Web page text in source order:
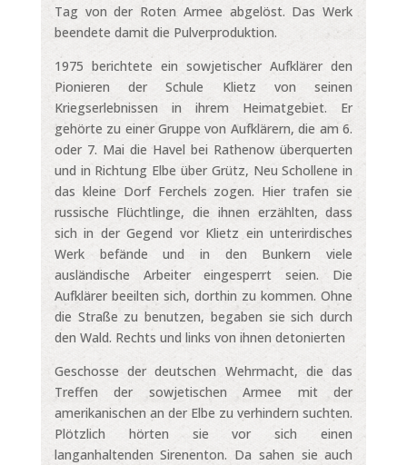
Tag von der Roten Armee abgelöst. Das Werk
beendete damit die Pulverproduktion.
1975 berichtete ein sowjetischer Aufklärer den
Pionieren der Schule Klietz von seinen
Kriegserlebnissen in ihrem Heimatgebiet. Er
gehörte zu einer Gruppe von Aufklärern, die am 6.
oder 7. Mai die Havel bei Rathenow überquerten
und in Richtung Elbe über Grütz, Neu Schollene in
das kleine Dorf Ferchels zogen. Hier trafen sie
russische Flüchtlinge, die ihnen erzählten, dass
sich in der Gegend vor Klietz ein unterirdisches
Werk befände und in den Bunkern viele
ausländische Arbeiter eingesperrt seien. Die
Aufklärer beeilten sich, dorthin zu kommen. Ohne
die Straße zu benutzen, begaben sie sich durch
den Wald. Rechts und links von ihnen detonierten
Geschosse der deutschen Wehrmacht, die das
Treffen der sowjetischen Armee mit der
amerikanischen an der Elbe zu verhindern suchten.
Plötzlich hörten sie vor sich einen
langanhaltenden Sirenenton. Da sahen sie auch